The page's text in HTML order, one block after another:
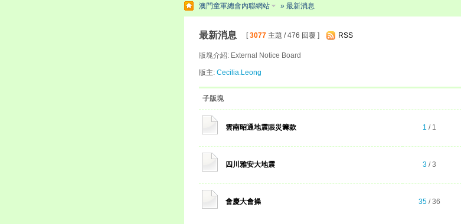
澳門童軍總會內聯網站 » 最新消息
最新消息 [3077 主題 / 476 回覆 ] RSS
版塊介紹: External Notice Board
版主: Cecilia.Leong
子版塊
雲南昭通地震賬災籌款 1 / 1
四川雅安大地震 3/ 3
會慶大會操 35/ 36